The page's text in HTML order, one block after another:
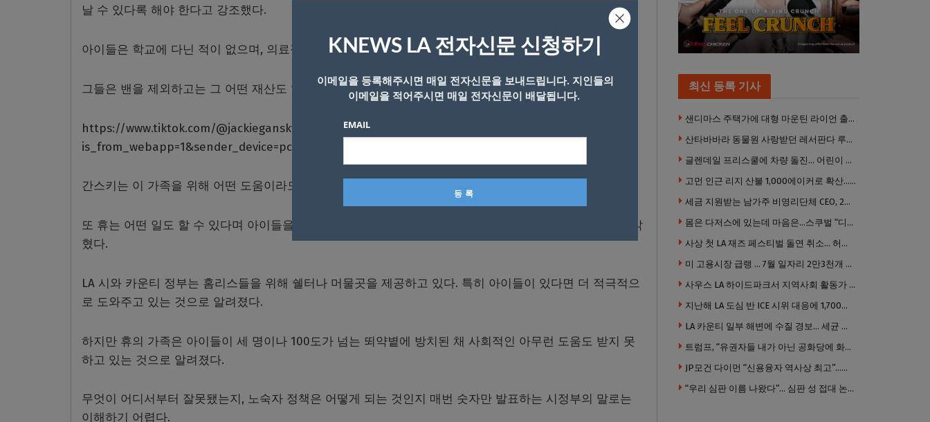
날 수 있다록 해야 한다고 강조했다.
아이들은 학교에 다닌 적이 없으며, 의료적인 도움도 필요한 것으로 전해졌다.
그들은 밴을 제외하고는 그 어떤 재산도 없었으며 사회적인 도움도 받지 못한 것으로 알려졌다.
https://www.tiktok.com/@jackiegansky/video/7259914295381691690?
is_from_webapp=1&sender_device=pc
간스키는 이 가족을 위해 어떤 도움이라도 감사하다고 도움을 대신 요청했다
또 휴는 어떤 일도 할 수 있다며 아이들을 안전하게 보살필 수만 있다면 어떤 일이라고 마다하지 않겠다고 밝
혔다.
LA 시와 카운티 정부는 홈리스들을 위해 쉘터나 머물곳을 제공하고 있다. 특히 아이들이 있다면 더 적극적으
로 도와주고 있는 것으로 알려졌다.
하지만 휴의 가족은 아이들이 세 명이나 100도가 넘는 뙤약볕에 방치된 채 사회적인 아무런 도움도 받지 못
하고 있는 것으로 알려졌다.
무엇이 어디서부터 잘못됐는지, 노숙자 정책은 어떻게 되는 것인지 매번 숫자만 발표하는 시정부의 말로는
이해하기 어렵다.
최신 등록 기사
샌디마스 주택가에 대형 마운틴 라이언 출몰… 당국 긴급 대응, 주민 접근 자제 당부
산타바바라 동물원 사랑받던 레서판다 루비 사망… 갓 태어난 새끼 2마리 잃은 지 수주 만
글렌데일 프리스쿨에 차량 돌진… 어린이 8명 경상
고먼 인근 리지 산불 1,000에이커로 확산… 5번 프리웨이 양방향 전면 폐쇄
세금 지원받는 남가주 비영리단체 CEO, 2년간 160만 달러 이상 받아… 미사용 휴가수당만 수십만 달러
몸은 다저스에 있는데 마음은…스쿠벌 “디트로이트로 돌아가고파”
사상 첫 LA 재즈 페스티벌 돌연 취소… 허가·행사 준비 문제로 일정 변경
미 고용시장 급랭 … 7월 일자리 2만3천개 감소 ‘예상 밖 쇼크’
사우스 LA 하이드파크서 지역사회 활동가 대낮 총격 사망… 용의자 도주
지난해 LA 도심 반 ICE 시위 대응에 1,700만 달러 이상 지출… LAPD, 대규모 시위 대비 강화 필요
LA 카운티 일부 해변에 수질 경보… 세균 수치 기준 초과, 입수 자제 당부
트럼프, “유권자들 내가 아닌 공화당에 화난 것”
JP모건 다이먼 “신용융자 역사상 최고”…숨은 레버리지 경고
“우리 심판 이름 나왔다”… 심판 성 접대 논란에 日 축구계 발칵
KNEWS LA 전자신문 신청하기
이메일을 등록해주시면 매일 전자신문을 보내드립니다. 지인들의
이메일을 적어주시면 매일 전자신문이 배달됩니다.
EMAIL